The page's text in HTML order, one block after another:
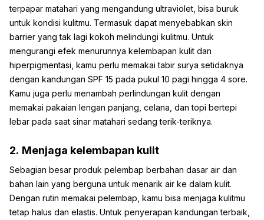
terpapar matahari yang mengandung ultraviolet, bisa buruk
untuk kondisi kulitmu. Termasuk dapat menyebabkan skin
barrier yang tak lagi kokoh melindungi kulitmu. Untuk
mengurangi efek menurunnya kelembapan kulit dan
hiperpigmentasi, kamu perlu memakai tabir surya setidaknya
dengan kandungan SPF 15 pada pukul 10 pagi hingga 4 sore.
Kamu juga perlu menambah perlindungan kulit dengan
memakai pakaian lengan panjang, celana, dan topi bertepi
lebar pada saat sinar matahari sedang terik-teriknya.
2. Menjaga kelembapan kulit
Sebagian besar produk pelembap berbahan dasar air dan
bahan lain yang berguna untuk menarik air ke dalam kulit.
Dengan rutin memakai pelembap, kamu bisa menjaga kulitmu
tetap halus dan elastis. Untuk penyerapan kandungan terbaik,